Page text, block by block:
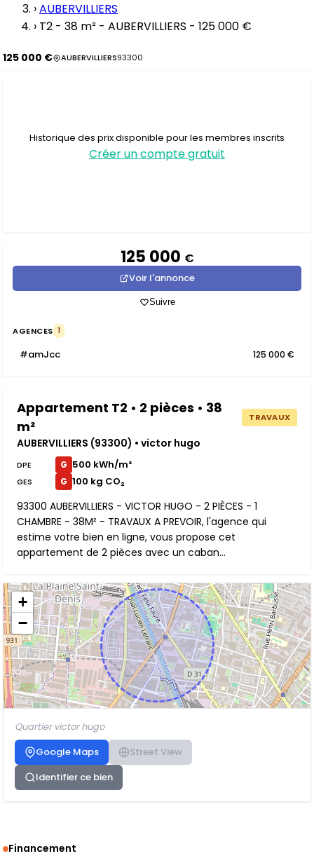
›AUBERVILLIERS
› T2 - 38 m² - AUBERVILLIERS - 125 000 €
125 000 € AUBERVILLIERS93300
Historique des prix disponible pour les membres inscrits
Créer un compte gratuit
125 000 €
Voir l'annonce
Suivre
AGENCES 1
#amJcc 125 000 €
Appartement T2 • 2 pièces • 38
m²
TRAVAUX
AUBERVILLIERS (93300) • victor hugo
DPE G 500 kWh/m²
GES G 100 kg CO₂
93300 AUBERVILLIERS - VICTOR HUGO - 2 PIÈCES - 1
CHAMBRE - 38M² - TRAVAUX A PREVOIR, l'agence qui
estime votre bien en ligne, vous propose cet
appartement de 2 pièces avec un caban...
+
−
Quartier victor hugo
Google Maps
Street View
Identifier ce bien
Financement